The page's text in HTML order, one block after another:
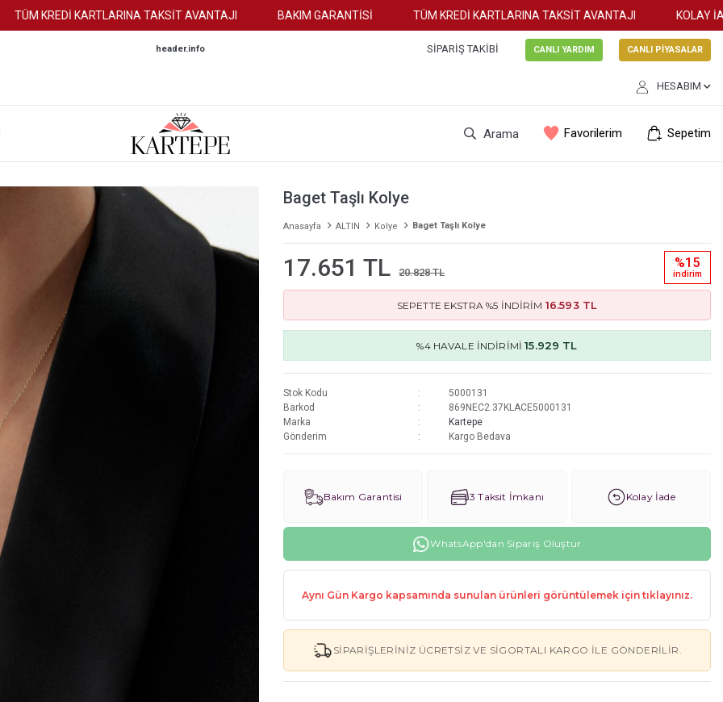
KREDİ KARTLARINA TAKSİT AVANTAJI BAKIM GARANTİSİ TÜM KREDİ KARTLARINA TAKSİT AVANTAJI KOLAY İADE
header.info SIPARIŞ TAKIBI CANLI YARDIM CANLI PİYASALAR
HESABIM
Arama Favorilerim Sepetim
Baget Taşlı Kolye
Anasayfa ALTIN Kolye Baget Taşlı Kolye
17.651 TL 20.828 TL
%15
i̇ndi̇ri̇m
SEPETTE EKSTRA %5 İNDİRİM 16.593 TL
%4 HAVALE İNDİRİMİ15.929 TL
Stok Kodu
5000131
Barkod
869NEC2.37KLACE5000131
Marka
Kartepe
Gönderim
Kargo Bedava
Bakım Garantisi 3 Taksit İmkanı Kolay İade
WhatsApp'dan Sipariş Oluştur
Aynı Gün Kargo kapsamında sunulan ürünleri görüntülemek için tıklayınız.
SIPARIŞLERINIZ ÜCRETSIZ VE SIGORTALI KARGO ILE GÖNDERILIR.